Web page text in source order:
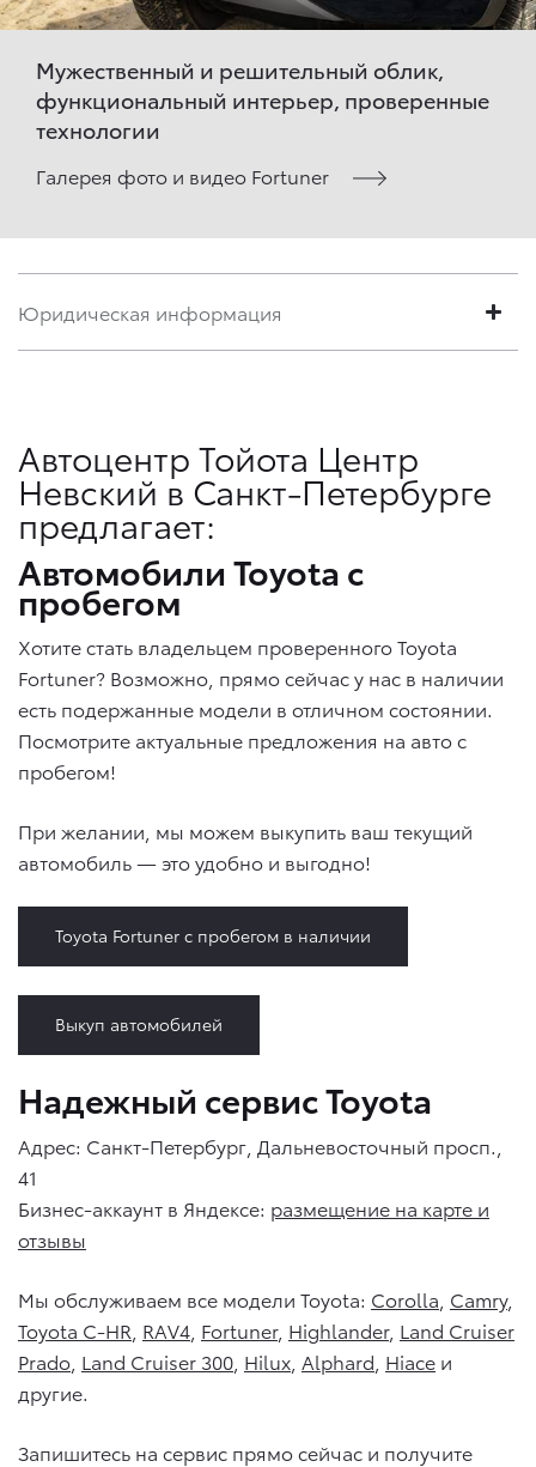
Мужественный и решительный облик,
функциональный интерьер, проверенные
технологии
Галерея фото и видео Fortuner
Юридическая информация
Автоцентр Тойота Центр
Невский в Санкт-Петербурге
предлагает:
Автомобили Toyota с
пробегом
Хотите стать владельцем проверенного Toyota
Fortuner? Возможно, прямо сейчас у нас в наличии
есть подержанные модели в отличном состоянии.
Посмотрите актуальные предложения на авто с
пробегом!
При желании, мы можем выкупить ваш текущий
автомобиль — это удобно и выгодно!
Toyota Fortuner с пробегом в наличии
Выкуп автомобилей
Надежный сервис Toyota
Адрес: Санкт-Петербург, Дальневосточный просп.,
41
Бизнес-аккаунт в Яндексе: размещение на карте и
отзывы
Мы обслуживаем все модели Toyota: Corolla Camry,
Toyota C-HR RAV4 Fortuner, Highlander, Land Cruiser
Prado Land Cruiser 300 Hilux Alphard Hiace и
другие.
Запишитесь на сервис прямо сейчас и получите